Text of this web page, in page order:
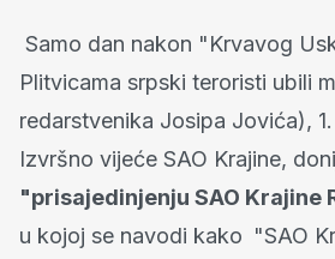
Samo dan nakon "Krvavog
Plitvicama srpski teroristi ubili
redarstvenika Josipa Jovića),
Izvršno vijeće SAO Krajine,
"prisajedinjenju SAO Krajine
u kojoj se navodi kako "SAO